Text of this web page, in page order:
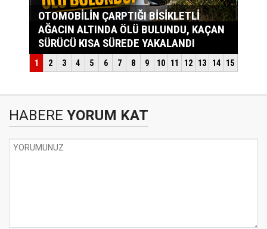
HABERE YORUM KAT